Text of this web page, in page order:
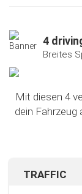
4
Breites
Mit diesen 4
dein Fahrzeug
TRAFFIC
Bist du auf
Sparen
Falls du